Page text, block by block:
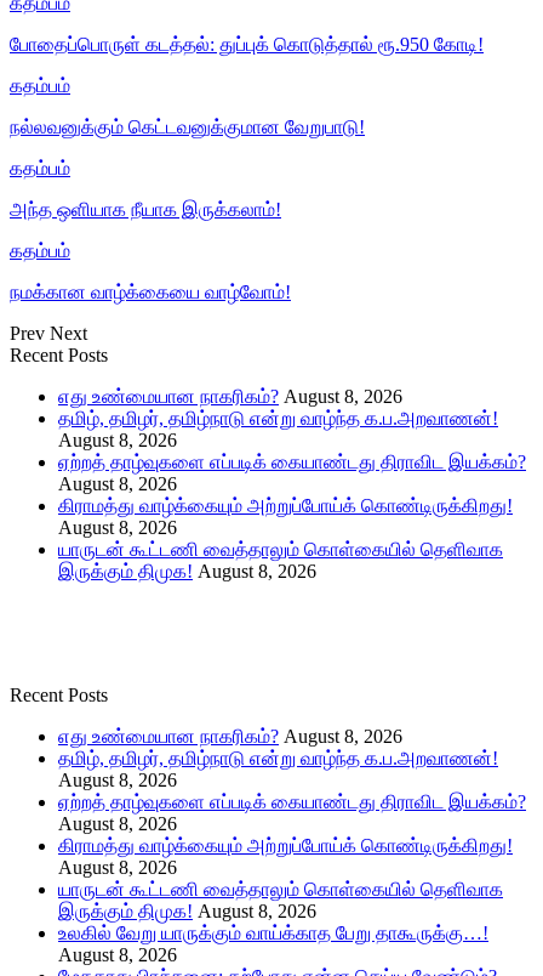
போதைப்பொருள் கடத்தல்: துப்புக் கொடுத்தால் ரூ.950 கோடி!
கதம்பம்
நல்லவனுக்கும் கெட்டவனுக்குமான வேறுபாடு!
கதம்பம்
அந்த ஒளியாக நீயாக இருக்கலாம்!
கதம்பம்
நமக்கான வாழ்க்கையை வாழ்வோம்!
Prev Next
Recent Posts
எது உண்மையான நாகரிகம்? August 8, 2026
தமிழ், தமிழர், தமிழ்நாடு என்று வாழ்ந்த க.ப.அறவாணன்!
August 8, 2026
ஏற்றத் தாழ்வுகளை எப்படிக் கையாண்டது திராவிட இயக்கம்?
August 8, 2026
கிராமத்து வாழ்க்கையும் அற்றுப்போய்க் கொண்டிருக்கிறது!
August 8, 2026
யாருடன் கூட்டணி வைத்தாலும் கொள்கையில் தெளிவாக
இருக்கும் திமுக! August 8, 2026
Recent Posts
எது உண்மையான நாகரிகம்? August 8, 2026
தமிழ், தமிழர், தமிழ்நாடு என்று வாழ்ந்த க.ப.அறவாணன்!
August 8, 2026
ஏற்றத் தாழ்வுகளை எப்படிக் கையாண்டது திராவிட இயக்கம்?
August 8, 2026
கிராமத்து வாழ்க்கையும் அற்றுப்போய்க் கொண்டிருக்கிறது!
August 8, 2026
யாருடன் கூட்டணி வைத்தாலும் கொள்கையில் தெளிவாக
இருக்கும் திமுக! August 8, 2026
உலகில் வேறு யாருக்கும் வாய்க்காத பேறு தாகூருக்கு…!
August 8, 2026